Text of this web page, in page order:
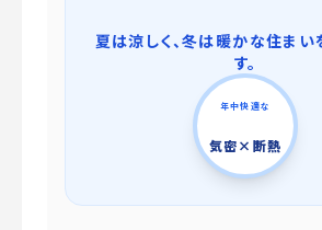
夏は涼しく、冬は暖かな住まい
す。
年中快適な
気密×断熱